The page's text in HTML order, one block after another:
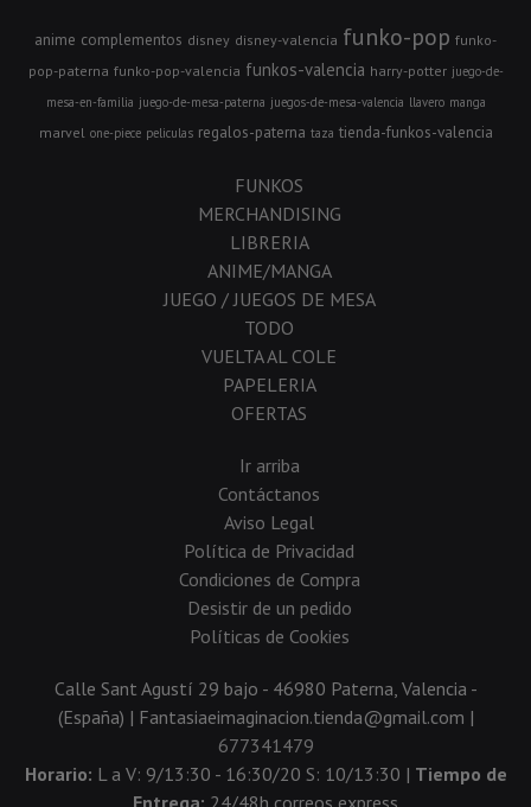
anime complementos disney disney-valencia funko-pop funko-
pop-paterna funko-pop-valencia funkos-valencia harry-potter juego-de-
mesa-en-familia juego-de-mesa-paterna juegos-de-mesa-valencia llavero manga
marvel one-piece peliculas regalos-paterna taza tienda-funkos-valencia
FUNKOS
MERCHANDISING
LIBRERIA
ANIME/MANGA
JUEGO / JUEGOS DE MESA
TODO
VUELTA AL COLE
PAPELERIA
OFERTAS
Ir arriba
Contáctanos
Aviso Legal
Política de Privacidad
Condiciones de Compra
Desistir de un pedido
Políticas de Cookies
Calle Sant Agustí 29 bajo - 46980 Paterna, Valencia -
(España) | Fantasiaeimaginacion.tienda@gmail.com |
677341479
Horario: L a V: 9/13:30 - 16:30/20 S: 10/13:30 | Tiempo de